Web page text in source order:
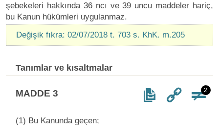
şebekeleri hakkında 36 ncı ve 39 uncu maddeler hariç,
bu Kanun hükümleri uygulanmaz.
Değişik fıkra: 02/07/2018 t. 703 s. KhK. m.205
Tanımlar ve kısaltmalar
MADDE 3 2
(1) Bu Kanunda geçen;